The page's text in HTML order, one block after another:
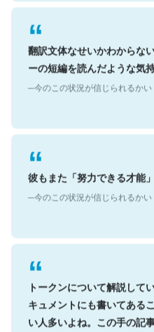
翻訳文体なせいかわからな
ーの短編を読んだような気
─今のこの状況が信じられるか
彼もまた「努力できる才能
─今のこの状況が信じられるか
トークンについて解説して
キュメントにも書いてある
い人多いよね。この手の記